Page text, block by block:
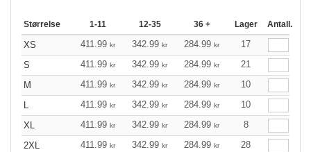
Størrelse 1-11 12-35 36 + Lager Antall.
XS 411.99 kr 342.99 kr 284.99 kr
17
S
411.99 kr 342.99 kr 284.99 kr
21
M
411.99 kr 342.99 kr 284.99 kr
10
L
411.99 kr 342.99 kr 284.99 kr
10
XL
411.99 kr 342.99 kr 284.99 kr
8
2XL
411.99 kr 342.99 kr 284.99 kr
28